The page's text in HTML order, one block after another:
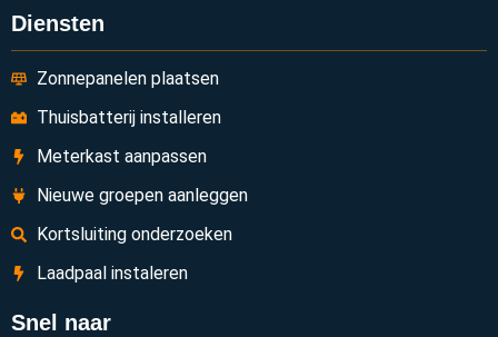
Diensten
Zonnepanelen plaatsen
Thuisbatterij installeren
Meterkast aanpassen
Nieuwe groepen aanleggen
Kortsluiting onderzoeken
Laadpaal instaleren
Snel naar